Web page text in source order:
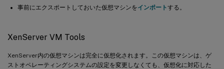
事前にエクスポートしておいた仮想マシンをインポートする。
XenServer VM Tools
XenServer内の仮想マシンは完全に仮想化されます。この仮想マシンは、ゲ
ストオペレーティングシステムの設定を変更しなくても、仮想化に対応した